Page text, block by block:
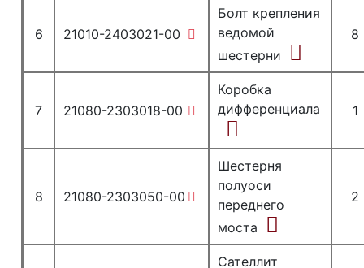
6 21010-2403021-00
Болт крепления
ведомой
шестерни
8
7 21080-2303018-00
Коробка
дифференциала
1
8 21080-2303050-00
Шестерня
полуоси
переднего
моста
2
Сателлит